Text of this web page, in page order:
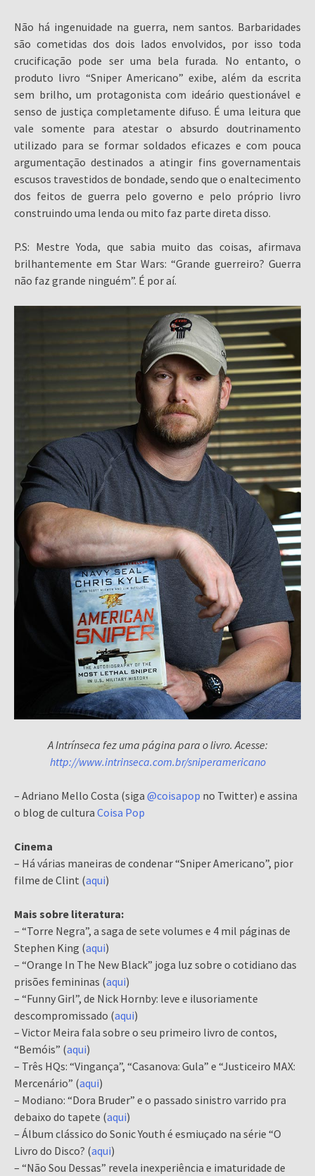
Não há ingenuidade na guerra, nem santos. Barbaridades
são cometidas dos dois lados envolvidos, por isso toda
crucificação pode ser uma bela furada. No entanto, o
produto livro “Sniper Americano” exibe, além da escrita
sem brilho, um protagonista com ideário questionável e
senso de justiça completamente difuso. É uma leitura que
vale somente para atestar o absurdo doutrinamento
utilizado para se formar soldados eficazes e com pouca
argumentação destinados a atingir fins governamentais
escusos travestidos de bondade, sendo que o enaltecimento
dos feitos de guerra pelo governo e pelo próprio livro
construindo uma lenda ou mito faz parte direta disso.
P.S: Mestre Yoda, que sabia muito das coisas, afirmava
brilhantemente em Star Wars: “Grande guerreiro? Guerra
não faz grande ninguém”. É por aí.
A Intrínseca fez uma página para o livro. Acesse:
http://www.intrinseca.com.br/sniperamericano
– Adriano Mello Costa (siga @coisapop no Twitter) e assina
o blog de cultura Coisa Pop
Cinema
– Há várias maneiras de condenar “Sniper Americano”, pior
filme de Clint (aqui)
Mais sobre literatura:
– “Torre Negra”, a saga de sete volumes e 4 mil páginas de
Stephen King (aqui)
– “Orange In The New Black” joga luz sobre o cotidiano das
prisões femininas (aqui)
– “Funny Girl”, de Nick Hornby: leve e ilusoriamente
descompromissado (aqui)
– Victor Meira fala sobre o seu primeiro livro de contos,
“Bemóis” (aqui)
– Três HQs: “Vingança”, “Casanova: Gula” e “Justiceiro MAX:
Mercenário” (aqui)
– Modiano: “Dora Bruder” e o passado sinistro varrido pra
debaixo do tapete (aqui)
– Álbum clássico do Sonic Youth é esmiuçado na série “O
Livro do Disco? (aqui)
– “Não Sou Dessas” revela inexperiência e imaturidade de